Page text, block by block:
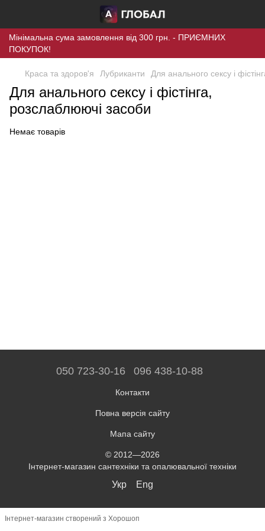
Мінімальна сума замовлення від 300 грн. - ПРИЄМНИХ
ПОКУПОК!
Краса та здоров'я Лубриканти Для анального сексу і
Для анального сексу і фістінга,
розслаблюючі засоби
Немає товарів
050 723-30-16 096 438-10-88
Контакти
Повна версія сайту
Мапа сайту
© 2012—2026
Інтернет-магазин сантехніки та опалювальної техніки
Укр Eng
Інтернет-магазин створений з Хорошоп